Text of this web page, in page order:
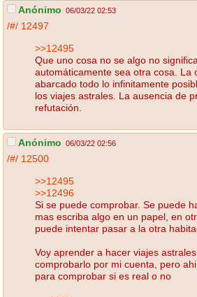
Anónimo 06/03/22 02:53
/#/ 12497
>>12495
Que uno cosa no se algo no
automáticamente sea otra cosa. La
abarcado todo lo infinitamente
los viajes astrales. La ausencia de
refutación.
Anónimo 06/03/22 02:56
/#/ 12500
>>12495
>>12496
Si se puede comprobar. Se puede
mas escriba algo en un papel, en
puede intentar pasar a la otra
Voy aprender a hacer viajes
comprobarlo por mi cuenta, pero
para comprobar si es real o no